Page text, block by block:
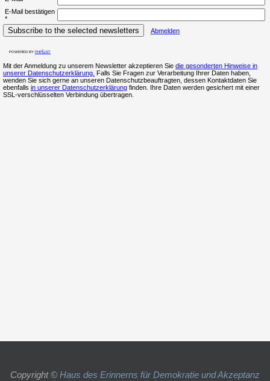
Copyright © Haus des Erinnerns für Demokratie und Akzeptanz